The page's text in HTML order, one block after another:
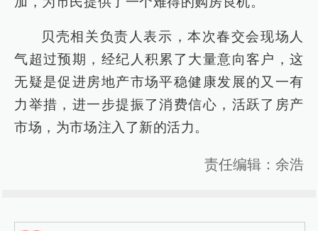
贝壳相关负责人表示，本次春交会现场人
气超过预期，经纪人积累了大量意向客户，这
无疑是促进房地产市场平稳健康发展的又一有
力举措，进一步提振了消费信心，活跃了房产
市场，为市场注入了新的活力。
责任编辑：余浩